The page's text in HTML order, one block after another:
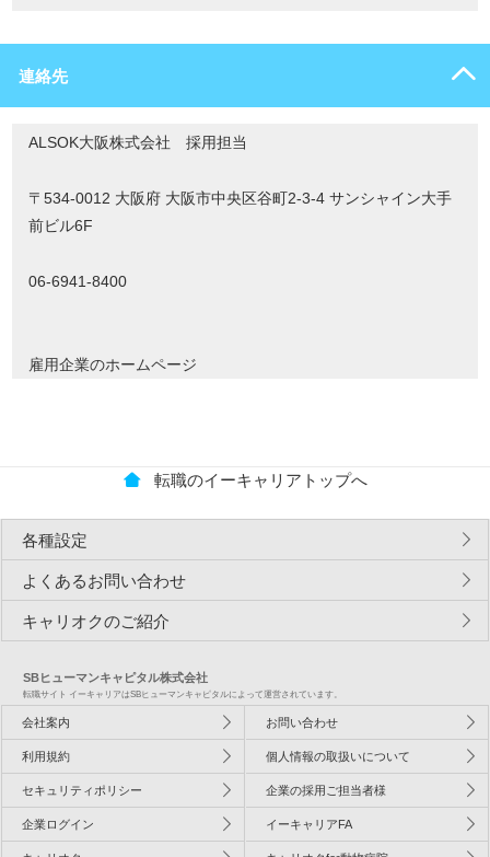
連絡先
ALSOK大阪株式会社 採用担当
〒534-0012 大阪府 大阪市中央区谷町2-3-4 サンシャイン大手
前ビル6F
06-6941-8400
雇用企業のホームページ
転職のイーキャリアトップへ
各種設定
よくあるお問い合わせ
キャリオクのご紹介
SBヒューマンキャピタル株式会社
転職サイト イーキャリアはSBヒューマンキャピタルによって運営されています。
会社案内 お問い合わせ
利用規約 個人情報の取扱いについて
セキュリティポリシー 企業の採用ご担当者様
企業ログイン イーキャリアFA